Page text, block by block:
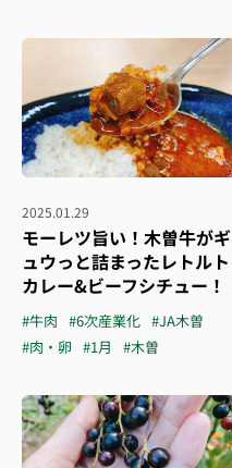
2025.01.29
モーレツ旨い！木曽牛がギ
ュウっと詰まったレトルト
カレー&ビーフシチュー！
#牛肉 #6次産業化 #JA木曽
#肉・卵 #1月 #木曽